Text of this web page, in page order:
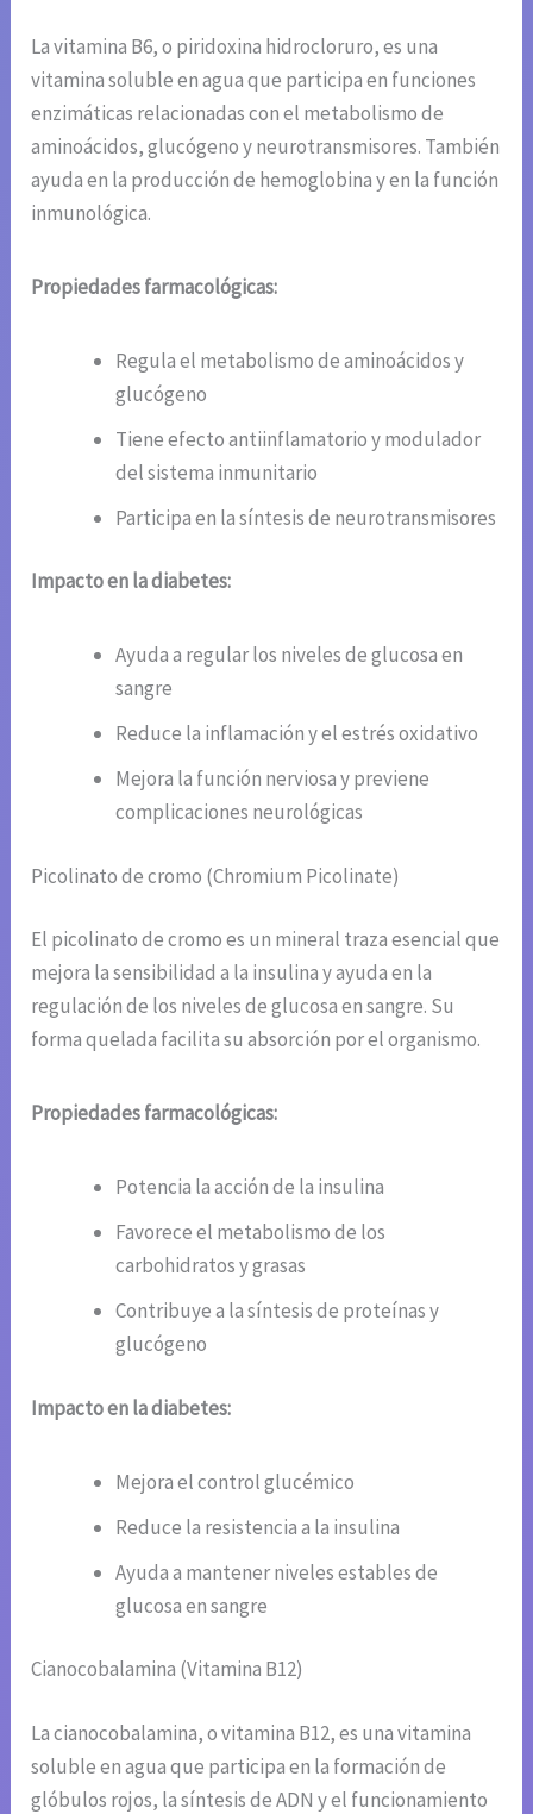
La vitamina B6, o piridoxina hidrocloruro, es una
vitamina soluble en agua que participa en funciones
enzimáticas relacionadas con el metabolismo de
aminoácidos, glucógeno y neurotransmisores. También
ayuda en la producción de hemoglobina y en la función
inmunológica.
Propiedades farmacológicas:
Regula el metabolismo de aminoácidos y
glucógeno
Tiene efecto antiinflamatorio y modulador
del sistema inmunitario
Participa en la síntesis de neurotransmisores
Impacto en la diabetes:
Ayuda a regular los niveles de glucosa en
sangre
Reduce la inflamación y el estrés oxidativo
Mejora la función nerviosa y previene
complicaciones neurológicas
Picolinato de cromo (Chromium Picolinate)
El picolinato de cromo es un mineral traza esencial que
mejora la sensibilidad a la insulina y ayuda en la
regulación de los niveles de glucosa en sangre. Su
forma quelada facilita su absorción por el organismo.
Propiedades farmacológicas:
Potencia la acción de la insulina
Favorece el metabolismo de los
carbohidratos y grasas
Contribuye a la síntesis de proteínas y
glucógeno
Impacto en la diabetes:
Mejora el control glucémico
Reduce la resistencia a la insulina
Ayuda a mantener niveles estables de
glucosa en sangre
Cianocobalamina (Vitamina B12)
La cianocobalamina, o vitamina B12, es una vitamina
soluble en agua que participa en la formación de
glóbulos rojos, la síntesis de ADN y el funcionamiento